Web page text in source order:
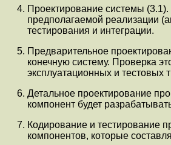
Проектирование системы (3.1).
предполагаемой реализации
тестирования и интеграции.
Предварительное
конечную систему. Проверка
эксплуатационных и тестовых
Детальное проектирование
компонент будет
Кодирование и тестирование
компонентов, которые